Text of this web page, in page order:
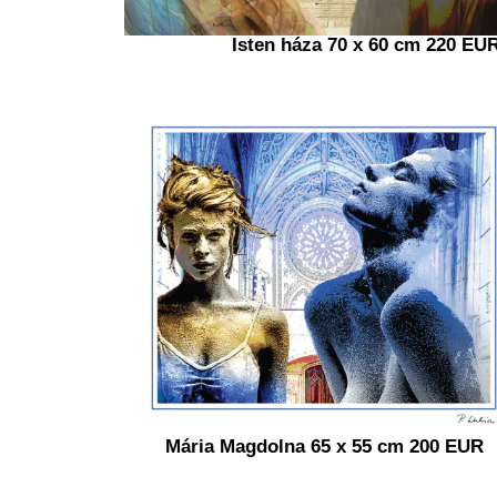
Isten háza 70 x 60 cm 220
Mária Magdolna 65 x 55 cm 200 EUR